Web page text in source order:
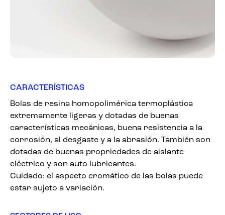
CARACTERÍSTICAS
Bolas de resina homopolimérica termoplástica
extremamente ligeras y dotadas de buenas
características mecánicas, buena resistencia a la
corrosión, al desgaste y a la abrasión. También son
dotadas de buenas propriedades de aislante
eléctrico y son auto lubricantes.
Cuidado: el aspecto cromático de las bolas puede
estar sujeto a variación.